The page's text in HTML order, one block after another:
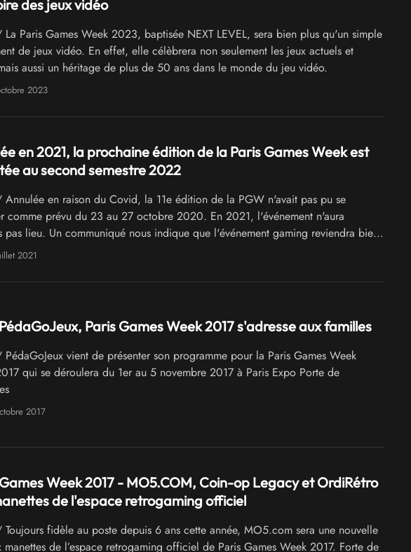
des jeux vidéo
Paris Games Week 2023, baptisée NEXT LEVEL, sera bien plus qu'un simple
de jeux vidéo. En effet, elle célèbrera non seulement les jeux actuels et
aussi un héritage de plus de 50 ans dans le monde du jeu vidéo.
2023
en 2021, la prochaine édition de la Paris Games Week est
au second semestre 2022
en raison du Covid, la 11e édition de la PGW n'avait pas pu se
comme prévu du 23 au 27 octobre 2020. En 2021, l'événement n'aura
pas lieu. Un communiqué nous indique que l'événement gaming reviendra bien
comme l'a confirmé le syndicat.
2021
Paris Games Week 2017 s'adresse aux familles
vient de présenter son programme pour la Paris Games Week
qui se déroulera du 1er au 5 novembre 2017 à Paris Expo Porte de
2017
Week 2017 - MO5.COM, Coin-op Legacy et OrdiRétro
de l'espace retrogaming officiel
fidèle au poste depuis 6 ans cette année, MO5.com sera une nouvelle
manettes de l’espace retrogaming officiel de Paris Games Week 2017. Forte de